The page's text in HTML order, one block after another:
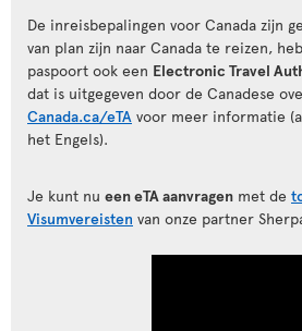
De inreisbepalingen voor Canada zijn
van plan zijn naar Canada te reizen,
paspoort ook een Electronic Travel
dat is uitgegeven door de Canadese
Canada.ca/eTA voor meer informatie
het Engels).
Je kunt nu een eTA aanvragen met de
Visumvereisten van onze partner